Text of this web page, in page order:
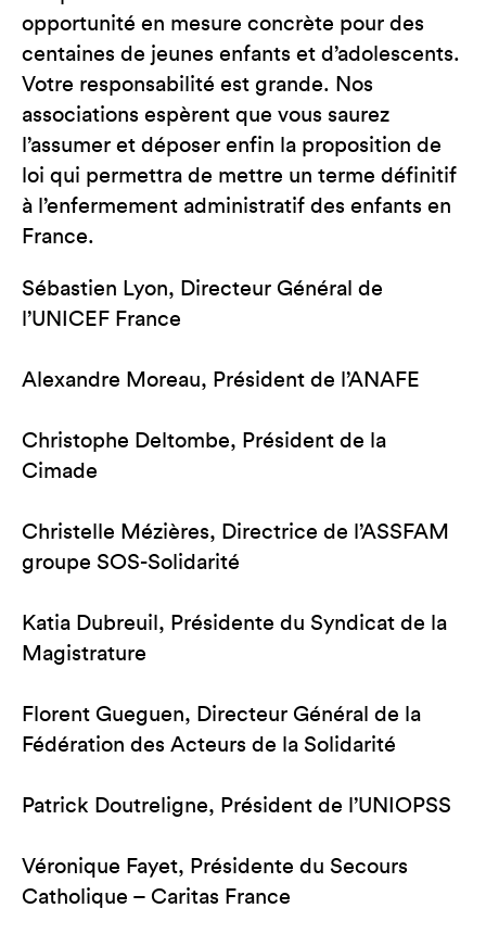
opportunité en mesure concrète pour des
centaines de jeunes enfants et d’adolescents.
Votre responsabilité est grande. Nos
associations espèrent que vous saurez
l’assumer et déposer enfin la proposition de
loi qui permettra de mettre un terme définitif
à l’enfermement administratif des enfants en
France.
Sébastien Lyon, Directeur Général de
l’UNICEF France
Alexandre Moreau, Président de l’ANAFE
Christophe Deltombe, Président de la
Cimade
Christelle Mézières, Directrice de l’ASSFAM
groupe SOS-Solidarité
Katia Dubreuil, Présidente du Syndicat de la
Magistrature
Florent Gueguen, Directeur Général de la
Fédération des Acteurs de la Solidarité
Patrick Doutreligne, Président de l’UNIOPSS
Véronique Fayet, Présidente du Secours
Catholique – Caritas France